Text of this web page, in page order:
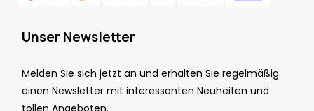
Unser Newsletter
Melden Sie sich jetzt an und erhalten Sie regelmäßig
einen Newsletter mit interessanten Neuheiten und